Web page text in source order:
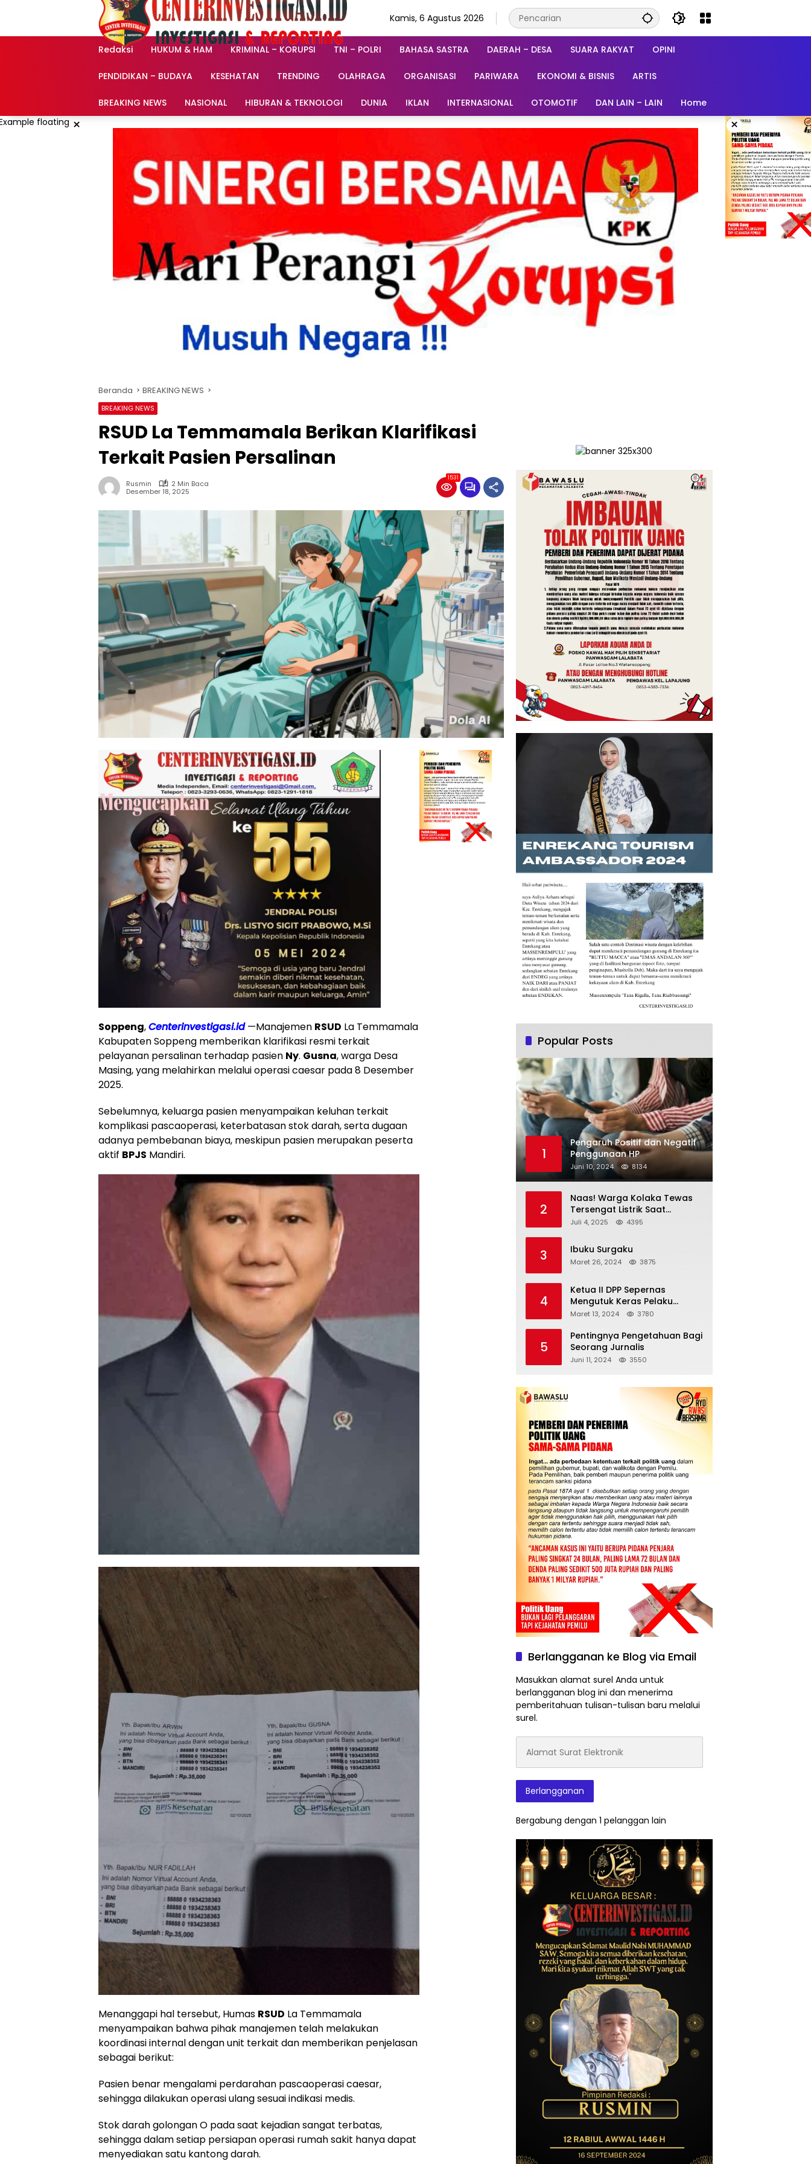
Kamis, 6 Agustus 2026
Redaksi HUKUM & HAM KRIMINAL – KORUPSI TNI – POLRI BAHASA SASTRA DAERAH – DESA SUARA RAKYAT OPINI
PENDIDIKAN – BUDAYA KESEHATAN TRENDING OLAHRAGA ORGANISASI PARIWARA EKONOMI & BISNIS ARTIS
BREAKING NEWS NASIONAL HIBURAN & TEKNOLOGI DUNIA IKLAN INTERNASIONAL OTOMOTIF DAN LAIN – LAIN Home
× ×
Beranda BREAKING NEWS
BREAKING NEWS
RSUD La Temmamala Berikan Klarifikasi
Terkait Pasien Persalinan
Rusmin
2 Min Baca
Desember 18, 2025
1531
Soppeng,Centerinvestigasi.id—Manajemen RSUD La Temmamala
Kabupaten Soppeng memberikan klarifikasi resmi terkait
pelayanan persalinan terhadap pasien Ny. Gusna, warga Desa
Masing, yang melahirkan melalui operasi caesar pada 8 Desember
2025.
Sebelumnya, keluarga pasien menyampaikan keluhan terkait
komplikasi pascaoperasi, keterbatasan stok darah, serta dugaan
adanya pembebanan biaya, meskipun pasien merupakan peserta
aktif BPJS Mandiri.
Menanggapi hal tersebut, Humas RSUD La Temmamala
menyampaikan bahwa pihak manajemen telah melakukan
koordinasi internal dengan unit terkait dan memberikan penjelasan
sebagai berikut:
Pasien benar mengalami perdarahan pascaoperasi caesar,
sehingga dilakukan operasi ulang sesuai indikasi medis.
Stok darah golongan O pada saat kejadian sangat terbatas,
sehingga dalam setiap persiapan operasi rumah sakit hanya dapat
menyediakan satu kantong darah.
Popular Posts
1
Pengaruh Positif dan Negatif
Penggunaan HP
Juni 10, 2024 8134
2
Naas! Warga Kolaka Tewas
Tersengat Listrik Saat
Persiapan Grand Opening
Juli 4, 2025 4395
3 Ibuku Surgaku
Maret 26, 2024 3875
4
Ketua II DPP Sepernas
Mengutuk Keras Pelaku
Pengeroyokan Wartawan
Maret 13, 2024 3780
5
Pentingnya Pengetahuan Bagi
Seorang Jurnalis
Juni 11, 2024 3550
Berlangganan ke Blog via Email
Masukkan alamat surel Anda untuk
berlangganan blog ini dan menerima
pemberitahuan tulisan-tulisan baru melalui
surel.
Surat
Elektronik
Berlangganan
Bergabung dengan 1 pelanggan lain